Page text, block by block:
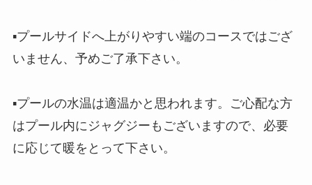
▪︎プールサイドへ上がりやすい端のコースではござ
いません、予めご了承下さい。
▪︎プールの水温は適温かと思われます。ご心配な方
はプール内にジャグジーもございますので、必要
に応じて暖をとって下さい。